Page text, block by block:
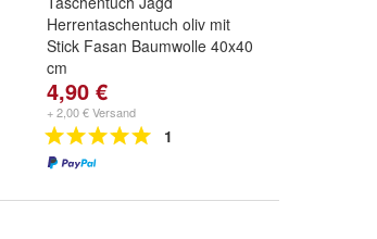
Herrentaschentuch oliv mit
Stick Fasan Baumwolle 40x40
cm
4,90 €
+ 2,00 € Versand
1